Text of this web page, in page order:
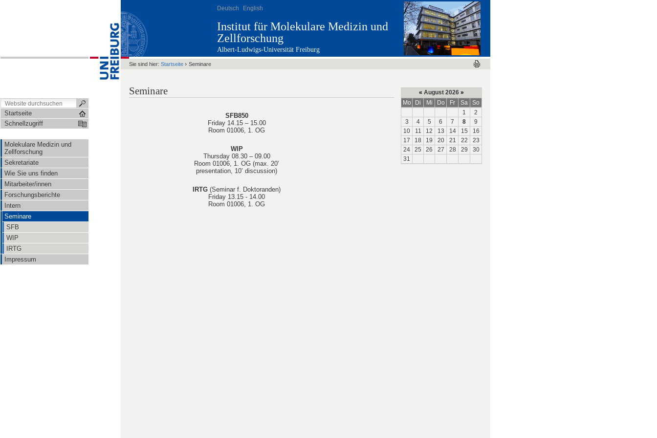
Startseite
Schnellzugriff
Molekulare Medizin und
Zellforschung
Sekretariate
Wie Sie uns finden
Mitarbeiter/innen
Forschungsberichte
Intern
Seminare
SFB
WIP
IRTG
Impressum
Deutsch English
Institut für Molekulare Medizin und
Zellforschung
Albert-Ludwigs-Universität Freiburg
Sie sind hier: Startseite › Seminare
Seminare
SFB850
Friday 14.15 – 15.00
Room 01006, 1. OG
WIP
Thursday 08.30 – 09.00
Room 01006, 1. OG (max. 20’
presentation, 10’ discussion)
IRTG (Seminar f. Doktoranden)
Friday 13.15 - 14.00
Room 01006, 1. OG
« August 2026 »
Mo
Di Mi Do Fr Sa
So
1
2
3
4 5 6 7 8
9
10
11 12 13 14 15
16
17
18 19 20 21 22
23
24
25 26 27 28 29
30
31